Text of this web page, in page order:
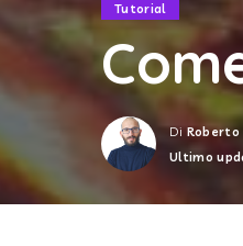
Tutorial
Posted
by
Di Roberto
Ultimo